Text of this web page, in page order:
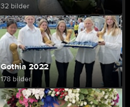
32 bilder
Gothia 2022
178 bilder